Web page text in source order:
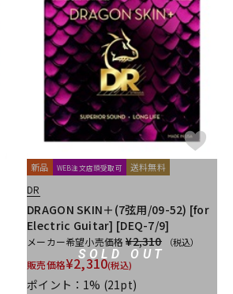
楽器アクセサ
リ
SOLD OUT
新品 WEB注文店頭受取可 送料無料
DR
DRAGON SKIN＋(7弦用/09-52) [for
Electric Guitar] [DEQ-7/9]
メーカー希望小売価格 ¥2,310 （税込）
販売価格¥2,310(税込)
ポイント：1% (21pt)